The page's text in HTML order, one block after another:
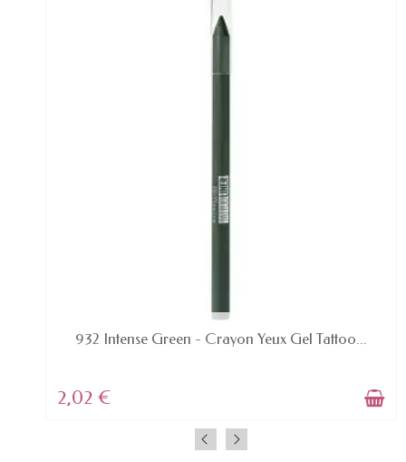
EN STOCK
932 Intense Green - Crayon Yeux Gel Tattoo...
2,02 €